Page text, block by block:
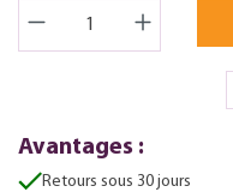
Avantages :
Retours sous 30 jours